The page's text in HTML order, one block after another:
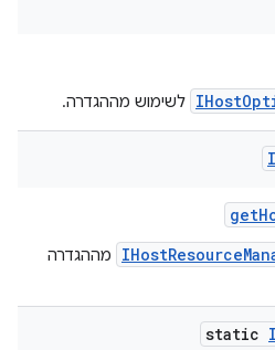
לשימוש מההגדרה.
get
מההגדרה
static